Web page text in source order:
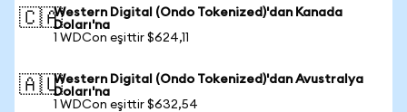
🇨🇦Western Digital (Ondo Tokenized)'dan Kanada
Doları'na
1 WDCon eşittir $624,11
🇦🇺Western Digital (Ondo Tokenized)'dan Avustralya
Doları'na
1 WDCon eşittir $632,54